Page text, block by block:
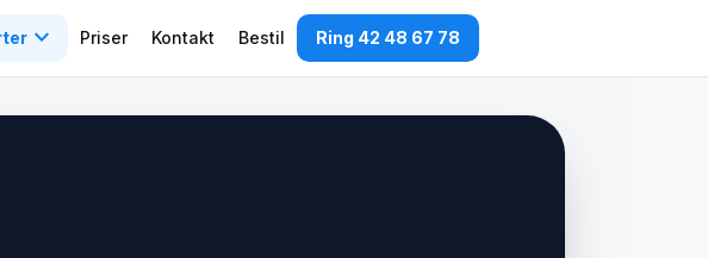
expand_more Priser Kontakt Bestil Ring 42 48 67 78